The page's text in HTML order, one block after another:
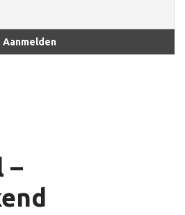
–